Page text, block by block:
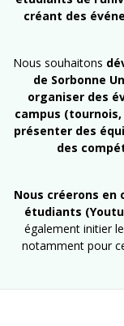
créant des
Nous souhaitons
de Sorbonne
organiser des
campus
présenter des
des
Nous créerons en
étudiants
également initier
notamment pour